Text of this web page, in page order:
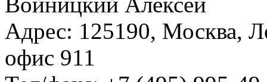
Адрес: 125190, Москва,
офис 911